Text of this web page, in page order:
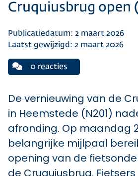
Cruquiusbrug open
Publicatiedatum: 2 maart 2026
Laatst gewijzigd: 2 maart 2026
0 reacties
De vernieuwing van de
in Heemstede (N201)
afronding. Op maandag
belangrijke mijlpaal
opening van de
de Cruquiusbrug.